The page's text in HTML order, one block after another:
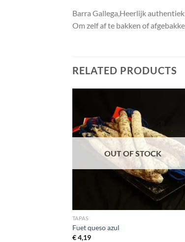
Barra Gallega,Heerlijk
Om zelf af te bakken of
RELATED PRODUCTS
OUT OF STOCK
TAPAS
Fuet queso azul
€4,19